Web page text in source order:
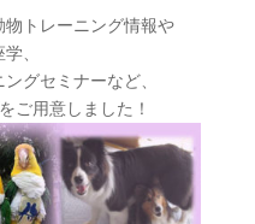
トレーニング情報や
、
グセミナーなど、
ご用意しました！